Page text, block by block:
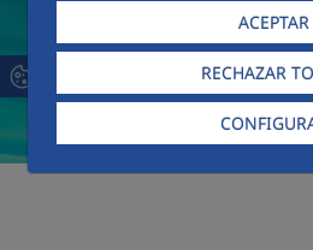
ACEPTAR
RECHAZAR